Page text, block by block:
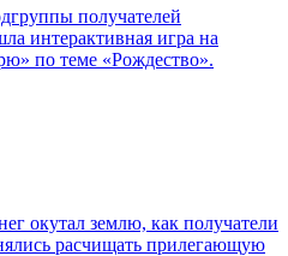
получателей
интерактивная игра на
по теме «Рождество».
окутал землю, как получатели
расчищать прилегающую